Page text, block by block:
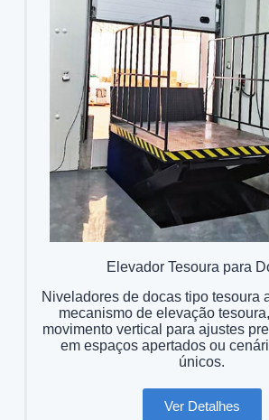
Elevador Tesoura para
Niveladores de docas tipo tesoura
mecanismo de elevação
movimento vertical para ajustes
em espaços apertados ou
únicos.
Ver Detalhes